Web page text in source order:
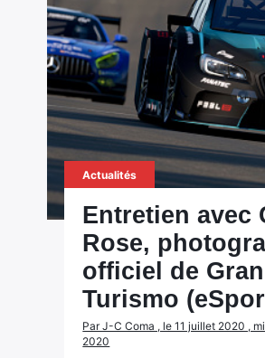
Actualités
Entretien avec
Rose,
officiel de Gran
Turismo
Par J-C Coma , le 11 juillet 2020 ,
2020